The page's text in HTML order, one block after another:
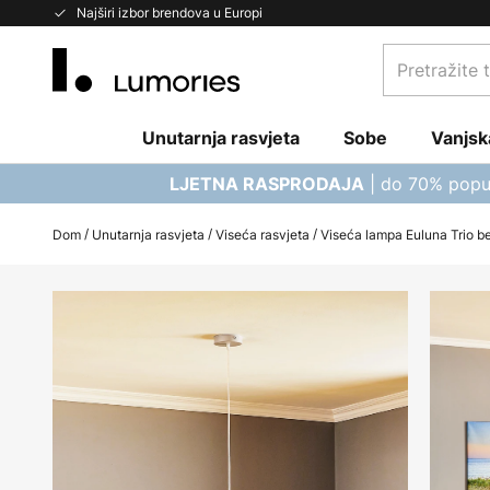
Najširi izbor brendova u Europi
Skip
Pretražite
trgovinu...
Unutarnja rasvjeta Sobe
LJETNA RASPRODAJA | do 70%
Dom Unutarnja rasvjeta Viseća rasvjeta Viseća lampa Euluna Trio
end